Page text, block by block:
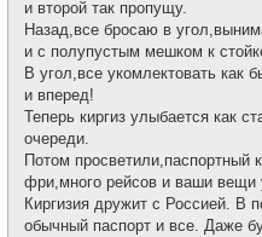
и второй так пропущу.
Назад,все бросаю в
и с полупустым мешком к
В угол,все укомлектовать как
и вперед!
Теперь киргиз улыбается как
очереди.
Потом просветили,паспортный
фри,много рейсов и ваши вещи
Киргизия дружит с Россией. В
обычный паспорт и все. Даже